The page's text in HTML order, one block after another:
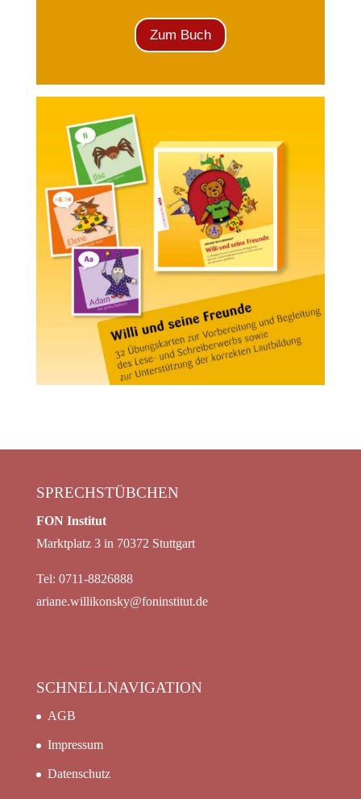
Zum Buch
SPRECHSTÜBCHEN
FON Institut
Marktplatz 3 in 70372 Stuttgart
Tel: 0711-8826888
ariane.willikonsky@foninstitut.de
SCHNELLNAVIGATION
AGB
Impressum
Datenschutz